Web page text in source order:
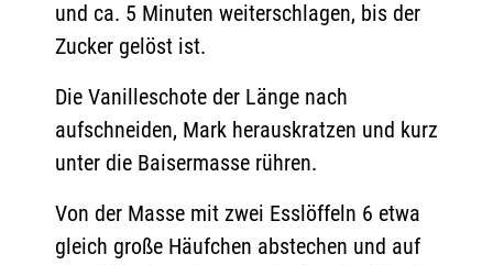
und ca. 5 Minuten weiterschlagen, bis der
Zucker gelöst ist.
Die Vanilleschote der Länge nach
aufschneiden, Mark herauskratzen und kurz
unter die Baisermasse rühren.
Von der Masse mit zwei Esslöffeln 6 etwa
gleich große Häufchen abstechen und auf